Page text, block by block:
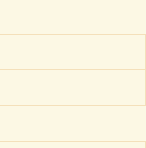
スト講師